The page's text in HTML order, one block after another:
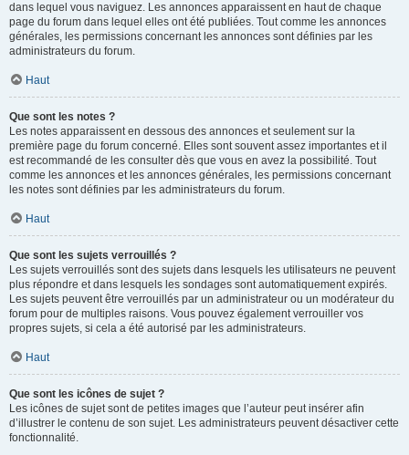
dans lequel vous naviguez. Les annonces apparaissent en haut de chaque
page du forum dans lequel elles ont été publiées. Tout comme les annonces
générales, les permissions concernant les annonces sont définies par les
administrateurs du forum.
Haut
Que sont les notes ?
Les notes apparaissent en dessous des annonces et seulement sur la
première page du forum concerné. Elles sont souvent assez importantes et il
est recommandé de les consulter dès que vous en avez la possibilité. Tout
comme les annonces et les annonces générales, les permissions concernant
les notes sont définies par les administrateurs du forum.
Haut
Que sont les sujets verrouillés ?
Les sujets verrouillés sont des sujets dans lesquels les utilisateurs ne peuvent
plus répondre et dans lesquels les sondages sont automatiquement expirés.
Les sujets peuvent être verrouillés par un administrateur ou un modérateur du
forum pour de multiples raisons. Vous pouvez également verrouiller vos
propres sujets, si cela a été autorisé par les administrateurs.
Haut
Que sont les icônes de sujet ?
Les icônes de sujet sont de petites images que l’auteur peut insérer afin
d’illustrer le contenu de son sujet. Les administrateurs peuvent désactiver cette
fonctionnalité.